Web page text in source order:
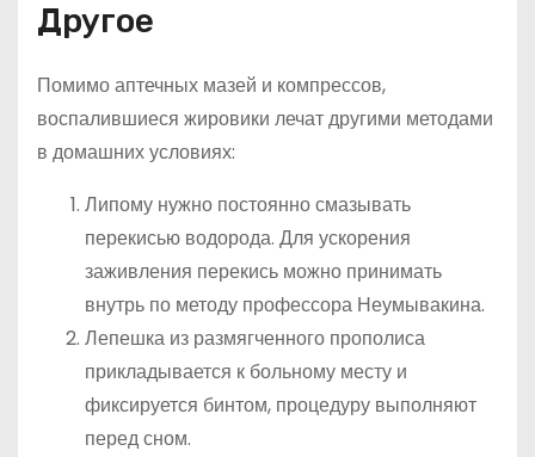
Другое
Помимо аптечных мазей и компрессов,
воспалившиеся жировики лечат другими методами
в домашних условиях:
Липому нужно постоянно смазывать
перекисью водорода. Для ускорения
заживления перекись можно принимать
внутрь по методу профессора Неумывакина.
Лепешка из размягченного прополиса
прикладывается к больному месту и
фиксируется бинтом, процедуру выполняют
перед сном.